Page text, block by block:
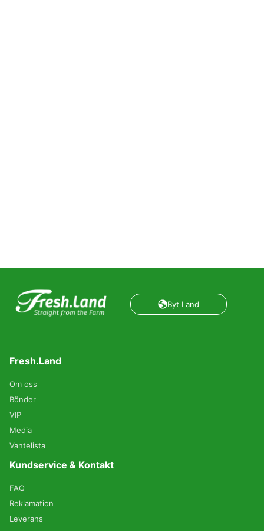
Byt Land
Fresh.Land
Om oss
Bönder
VIP
Media
Vantelista
Kundservice & Kontakt
FAQ
Reklamation
Leverans